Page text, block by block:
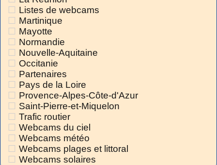
Listes de webcams
Martinique
Mayotte
Normandie
Nouvelle-Aquitaine
Occitanie
Partenaires
Pays de la Loire
Provence-Alpes-Côte-d'Azur
Saint-Pierre-et-Miquelon
Trafic routier
Webcams du ciel
Webcams météo
Webcams plages et littoral
Webcams solaires